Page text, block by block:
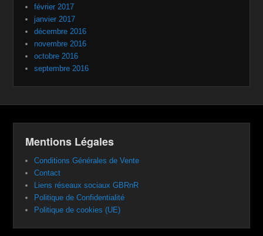
février 2017
janvier 2017
décembre 2016
novembre 2016
octobre 2016
septembre 2016
Mentions Légales
Conditions Générales de Vente
Contact
Liens réseaux sociaux GBRnR
Politique de Confidentialité
Politique de cookies (UE)